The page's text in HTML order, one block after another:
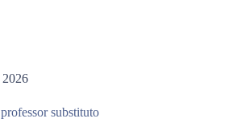
2026
substituto